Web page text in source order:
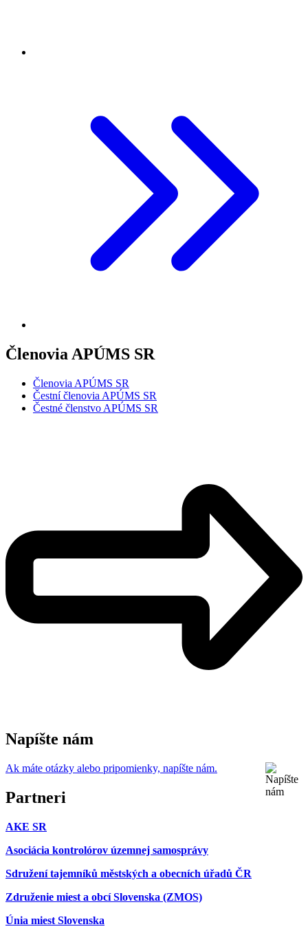
Členovia APÚMS SR
Členovia APÚMS SR
Čestní členovia APÚMS SR
Čestné členstvo APÚMS SR
Napíšte nám
Ak máte otázky alebo pripomienky, napíšte nám.
Partneri
AKE SR
Asociácia kontrolórov územnej samosprávy
Sdružení tajemníků městských a obecních úřadů ČR
Združenie miest a obcí Slovenska (ZMOS)
Únia miest Slovenska